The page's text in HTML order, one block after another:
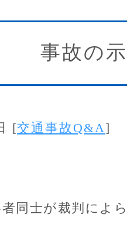
事故の
[交通事故Q&A]
同士が裁判によ